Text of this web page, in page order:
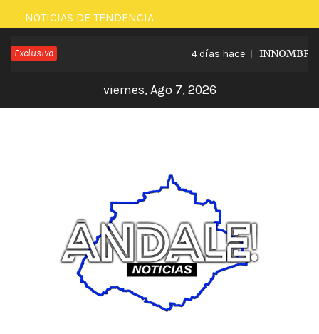
Saltar
al
contenido
NOTICIAS DE TENDENCIA
Exclusivo 4 días hace
viernes, Ago 7, 2026